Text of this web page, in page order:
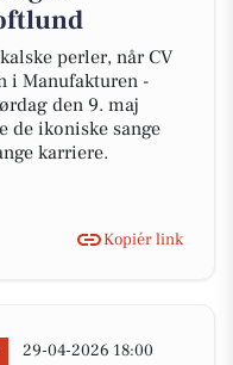
perler, når CV
i Manufakturen -
den 9. maj
de ikoniske sange
karriere.
Kopiér link
29-04-2026 18:00